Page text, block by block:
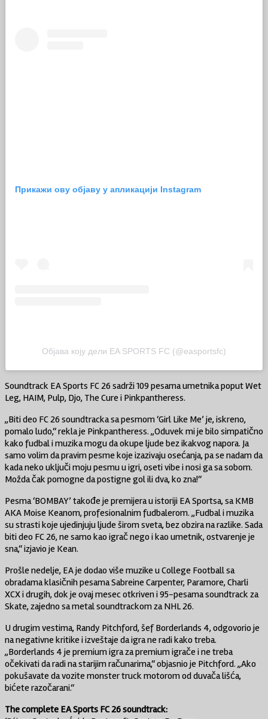
Прикажи ову објаву у апликацији Instagram
Објава коју дели EA SPORTS FC (@easportsfc)
Soundtrack EA Sports FC 26 sadrži 109 pesama umetnika poput Wet
Leg, HAIM, Pulp, Djo, The Cure i Pinkpantheress.
„Biti deo FC 26 soundtracka sa pesmom ‘Girl Like Me’ je, iskreno,
pomalo ludo,“ rekla je Pinkpantheress. „Oduvek mi je bilo simpatično
kako fudbal i muzika mogu da okupe ljude bez ikakvog napora. Ja
samo volim da pravim pesme koje izazivaju osećanja, pa se nadam da
kada neko uključi moju pesmu u igri, oseti vibe i nosi ga sa sobom.
Možda čak pomogne da postigne gol ili dva, ko zna!“
Pesma ‘BOMBAY’ takođe je premijera u istoriji EA Sportsa, sa KMB
AKA Moise Keanom, profesionalnim fudbalerom. „Fudbal i muzika
su strasti koje ujedinjuju ljude širom sveta, bez obzira na razlike. Sada
biti deo FC 26, ne samo kao igrač nego i kao umetnik, ostvarenje je
sna,“ izjavio je Kean.
Prošle nedelje, EA je dodao više muzike u College Football sa
obradama klasičnih pesama Sabreine Carpenter, Paramore, Charli
XCX i drugih, dok je ovaj mesec otkriven i 95-pesama soundtrack za
Skate, zajedno sa metal soundtrackom za NHL 26.
U drugim vestima, Randy Pitchford, šef Borderlands 4, odgovorio je
na negativne kritike i izveštaje da igra ne radi kako treba.
„Borderlands 4 je premium igra za premium igrače i ne treba
očekivati da radi na starijim računarima,“ objasnio je Pitchford. „Ako
pokušavate da vozite monster truck motorom od duvača lišća,
bićete razočarani.“
The complete EA Sports FC 26 soundtrack: